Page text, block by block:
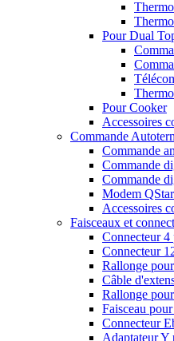
Pour Dual
Pour Cooker
Accessoires
Commande
Commande
Commande
Commande
Modem
Accessoires
Faisceaux et
Connecteur 4
Connecteur
Rallonge
Câble
Rallonge
Faisceau
Connecteur
Adaptateur Y